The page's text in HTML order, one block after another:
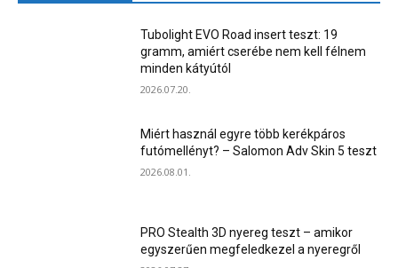
Tubolight EVO Road insert teszt: 19
gramm, amiért cserébe nem kell félnem
minden kátyútól
2026.07.20.
Miért használ egyre több kerékpáros
futómellényt? – Salomon Adv Skin 5 teszt
2026.08.01.
PRO Stealth 3D nyereg teszt – amikor
egyszerűen megfeledkezel a nyeregről